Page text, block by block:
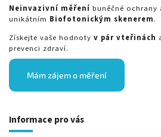
Neinvazivní měření buněčné ochrany
unikátním Biofotonickým skenerem.
Získejte vaše hodnoty v pár vteřinách
prevenci zdraví.
Mám zájem o měření
Informace pro vás